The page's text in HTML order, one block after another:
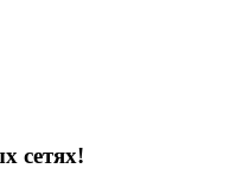
сетях!